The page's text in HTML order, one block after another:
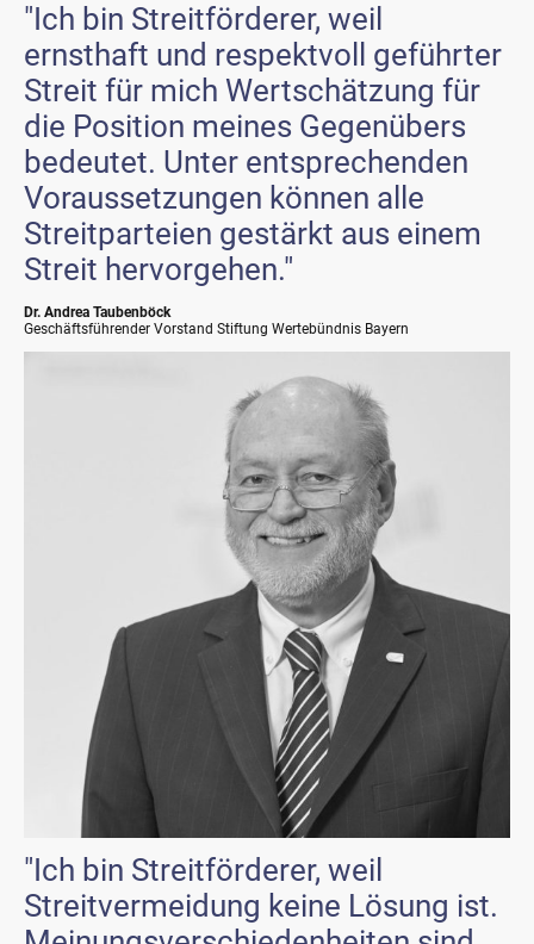
"Ich bin Streitförderer, weil
ernsthaft und respektvoll geführter
Streit für mich Wertschätzung für
die Position meines Gegenübers
bedeutet. Unter entsprechenden
Voraussetzungen können alle
Streitparteien gestärkt aus einem
Streit hervorgehen."
Dr. Andrea Taubenböck
Geschäftsführender Vorstand Stiftung Wertebündnis Bayern
"Ich bin Streitförderer, weil
Streitvermeidung keine Lösung ist.